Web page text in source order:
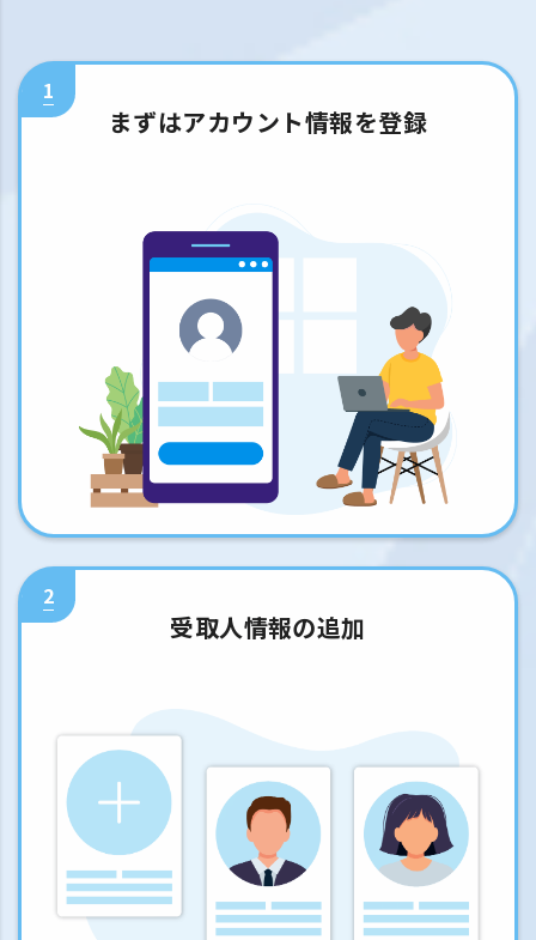
1
まずはアカウント情報を登録
2
受取人情報の追加